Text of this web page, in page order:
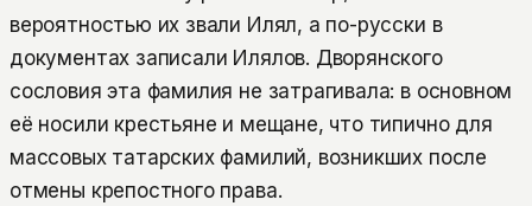
вероятностью их звали Илял, а по-русски в
документах записали Илялов. Дворянского
сословия эта фамилия не затрагивала: в основном
её носили крестьяне и мещане, что типично для
массовых татарских фамилий, возникших после
отмены крепостного права.